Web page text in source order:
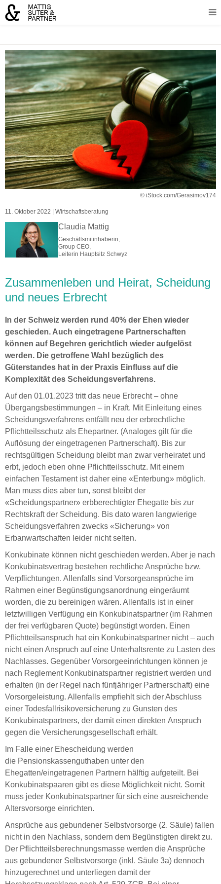
© iStock.com/Gerasimov174
11. Oktober 2022 | Wirtschaftsberatung
Claudia Mattig
Geschäftsmitinhaberin,
Group CEO,
Leiterin Hauptsitz Schwyz
Zusammenleben und Heirat, Scheidung
und neues Erbrecht
In der Schweiz werden rund 40% der Ehen wieder
geschieden. Auch eingetragene Partnerschaften
können auf Begehren gerichtlich wieder aufgelöst
werden. Die getroffene Wahl bezüglich des
Güterstandes hat in der Praxis Einfluss auf die
Komplexität des Scheidungsverfahrens.
Auf den 01.01.2023 tritt das neue Erbrecht – ohne
Übergangsbestimmungen – in Kraft. Mit Einleitung eines
Scheidungsverfahrens entfällt neu der erbrechtliche
Pflichtteilsschutz als Ehepartner. (Analoges gilt für die
Auflösung der eingetragenen Partnerschaft). Bis zur
rechtsgültigen Scheidung bleibt man zwar verheiratet und
erbt, jedoch eben ohne Pflichtteilsschutz. Mit einem
einfachen Testament ist daher eine «Enterbung» möglich.
Man muss dies aber tun, sonst bleibt der
«Scheidungspartner» erbberechtigter Ehegatte bis zur
Rechtskraft der Scheidung. Bis dato waren langwierige
Scheidungsverfahren zwecks «Sicherung» von
Erbanwartschaften leider nicht selten.
Konkubinate können nicht geschieden werden. Aber je nach
Konkubinatsvertrag bestehen rechtliche Ansprüche bzw.
Verpflichtungen. Allenfalls sind Vorsorgeansprüche im
Rahmen einer Begünstigungsanordnung eingeräumt
worden, die zu bereinigen wären. Allenfalls ist in einer
letztwilligen Verfügung ein Konkubinatspartner (im Rahmen
der frei verfügbaren Quote) begünstigt worden. Einen
Pflichtteilsanspruch hat ein Konkubinatspartner nicht – auch
nicht einen Anspruch auf eine Unterhaltsrente zu Lasten des
Nachlasses. Gegenüber Vorsorgeeinrichtungen können je
nach Reglement Konkubinatspartner registriert werden und
erhalten (in der Regel nach fünfjähriger Partnerschaft) eine
Vorsorgeleistung. Allenfalls empfiehlt sich der Abschluss
einer Todesfallrisikoversicherung zu Gunsten des
Konkubinatspartners, der damit einen direkten Anspruch
gegen die Versicherungsgesellschaft erhält.
Im Falle einer Ehescheidung werden
die Pensionskassenguthaben unter den
Ehegatten/eingetragenen Partnern hälftig aufgeteilt. Bei
Konkubinatspaaren gibt es diese Möglichkeit nicht. Somit
muss jeder Konkubinatspartner für sich eine ausreichende
Altersvorsorge einrichten.
Ansprüche aus gebundener Selbstvorsorge (2. Säule) fallen
nicht in den Nachlass, sondern dem Begünstigten direkt zu.
Der Pflichtteilsberechnungsmasse werden die Ansprüche
aus gebundener Selbstvorsorge (inkl. Säule 3a) dennoch
hinzugerechnet und unterliegen damit der